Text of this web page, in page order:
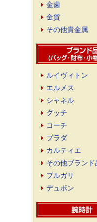
金歯
金貨
その他貴金属
ルイヴィトン
エルメス
シャネル
グッチ
コーチ
プラダ
カルティエ
その他ブランド
ブルガリ
デュポン